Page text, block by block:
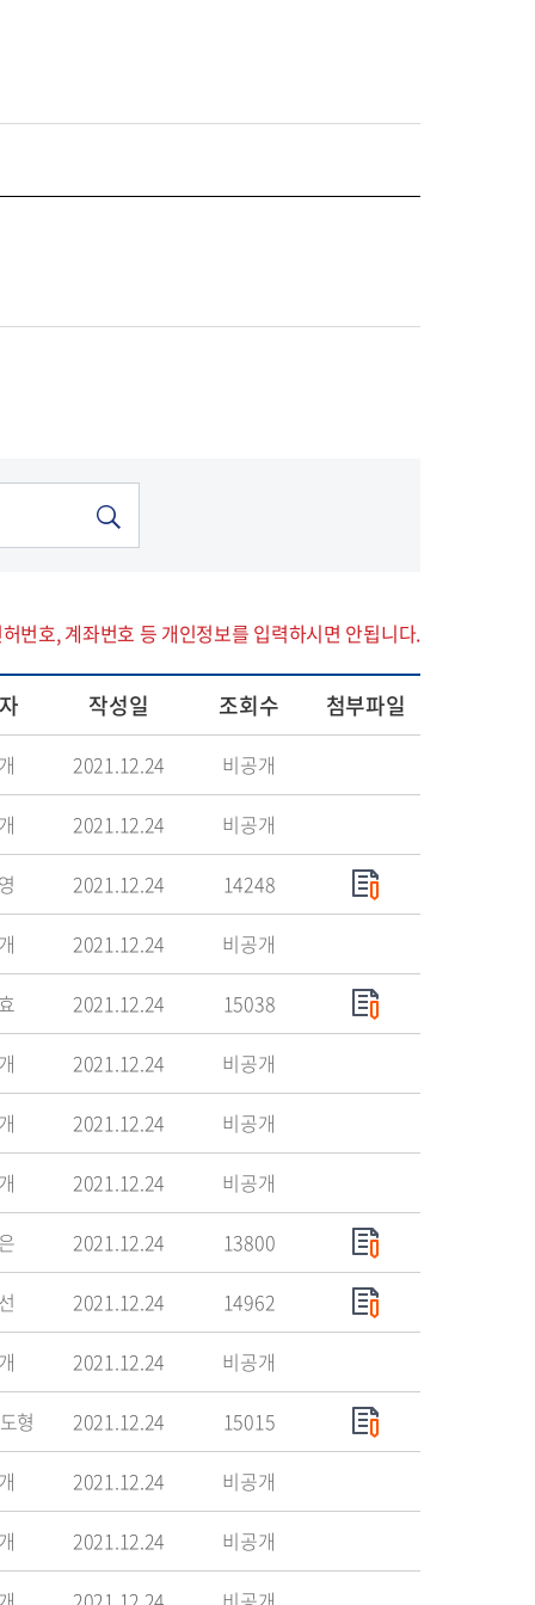
번호, 계좌번호 등 개인정보를 입력하시면 안됩니다.
작성일 조회수 첨부파일
2021.12.24 비공개
2021.12.24 비공개
2021.12.24 14248
2021.12.24 비공개
2021.12.24 15038
2021.12.24 비공개
2021.12.24 비공개
2021.12.24 비공개
2021.12.24 13800
2021.12.24 14962
2021.12.24 비공개
형 2021.12.24 15015
2021.12.24 비공개
2021.12.24 비공개